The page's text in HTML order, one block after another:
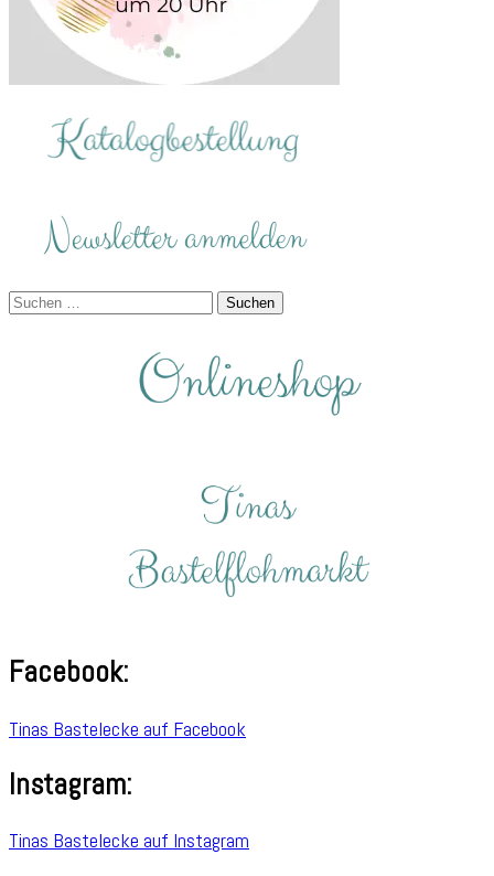
Suchen
Facebook:
Tinas Bastelecke auf Facebook
Instagram:
Tinas Bastelecke auf Instagram